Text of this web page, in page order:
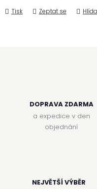
Tisk Zeptat se
DOPRAVA ZDARMA
a expedice v den
objednání
NEJVĚTŠÍ VÝBĚR